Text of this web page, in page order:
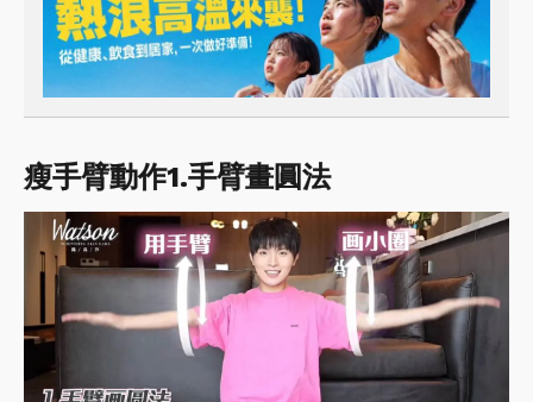
瘦手臂動作1.手臂畫圓法